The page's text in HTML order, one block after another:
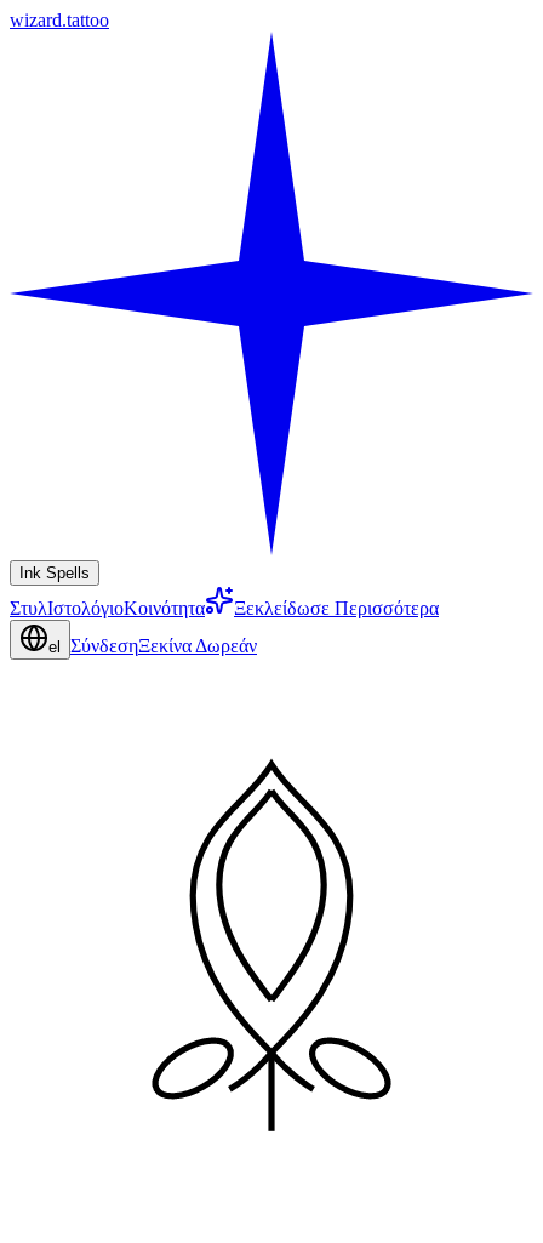
wizard.tattoo
Ink Spells
ΣτυλΙστολόγιοΚοινότητα Ξεκλείδωσε Περισσότερα
el ΣύνδεσηΞεκίνα Δωρεάν